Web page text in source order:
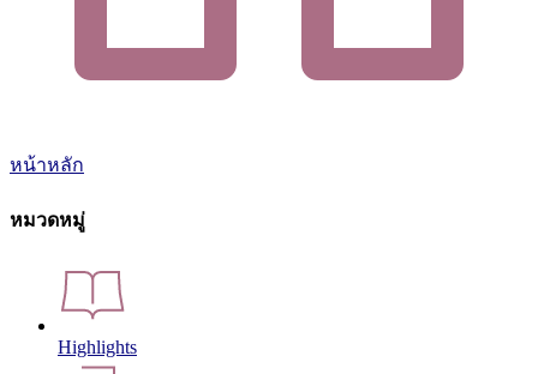
หน้าหลัก
หมวดหมู่
Highlights